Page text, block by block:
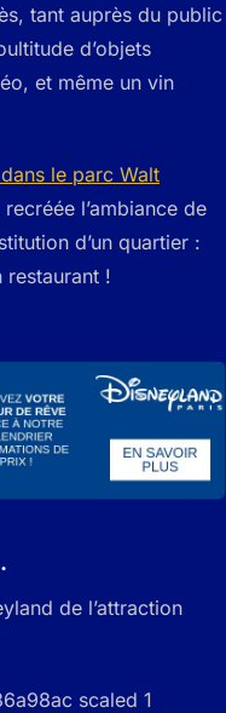
tant auprès du public
d’objets
et même un vin
dans le parc Walt
l’ambiance de
d’un quartier :
restaurant !
de l’attraction